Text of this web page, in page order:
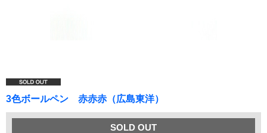
3色ボールペン 赤赤赤（広島東洋）
SOLD OUT